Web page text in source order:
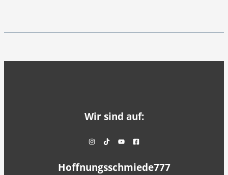
Wir sind auf:
Hoffnungsschmiede777